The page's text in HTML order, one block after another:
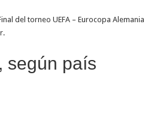
del torneo UEFA – Eurocopa Alemania
según país